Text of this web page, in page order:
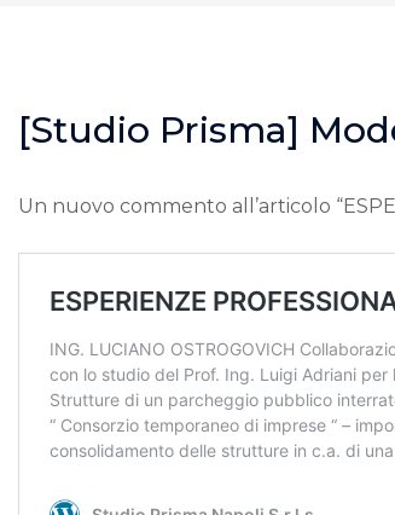
[Studio Prisma]
Un nuovo commento all’articolo